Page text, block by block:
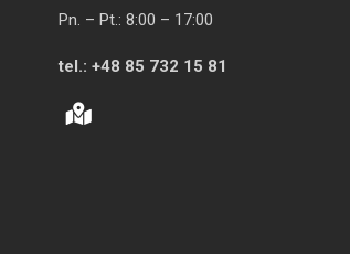
Pn. – Pt.: 8:00 – 17:00
tel.: +48 85 732 15 81